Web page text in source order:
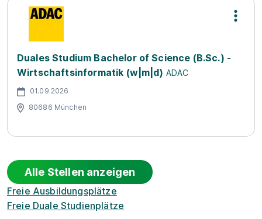
Duales Studium Bachelor of Science (B.Sc.) -
Wirtschaftsinformatik (w|m|d) ADAC
01.09.2026
80686 München
Alle Stellen anzeigen
Freie Ausbildungsplätze
Freie Duale Studienplätze